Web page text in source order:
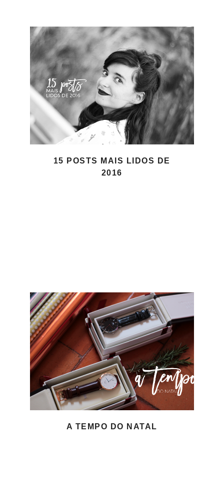
15 POSTS MAIS LIDOS DE
2016
A TEMPO DO NATAL